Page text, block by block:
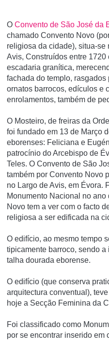
O Convento de São José da
chamado Convento Novo
religiosa da cidade), situa-se
Avis, Construídos entre
escadaria granítica,
fachada do templo,
ornatos barrocos, edículos e
enrolamentos, também de
O Mosteiro, de freiras da
foi fundado em 13 de Março
eborenses: Feliciana e
patrocí­nio do Arcebispo de
Teles. O Convento de São
também por Convento Novo
no Largo de Avis, em Évora.
Monumento Nacional no
Novo tem a ver com o facto
religiosa a ser edificada na
O edifí­cio, ao mesmo tempo
tipicamente barroco, sendo
talha dourada eborense.
O edifí­cio (que conserva
arquitectura conventual),
hoje a Secção Feminina da
Foi classificado como
por se encontrar inserido em